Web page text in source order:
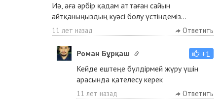
Иә, аға әрбір қадам аттаған сайын
айтқаныңыздың куәсі болу үстіндемiз...
11 лет назад Ответить
Роман Бұрқаш
+1
Кейде ештеңе бүлдірмей жүру үшін
арасында қателесу керек
11 лет назад Ответить